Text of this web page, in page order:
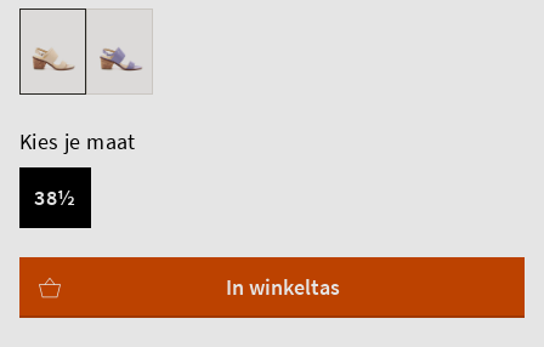
Kies je maat
38½
In winkeltas